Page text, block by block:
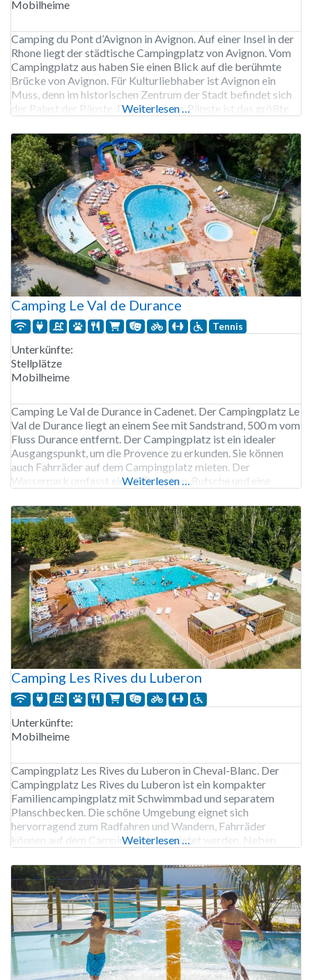
Mobilheime
Camping du Pont d’Avignon in Avignon. Auf einer Insel in der
Rhone liegt der städtische Campingplatz von Avignon. Vom
Campingplatz aus haben Sie einen Blick auf die berühmte
Brücke von Avignon. Für Kulturliebhaber ist Avignon ein
Muss, denn im historischen Zentrum der Stadt befindet sich
der Palast der Päpste. Der Palast der Päpste ist das größte
Weiterlesen …
Camping Le Val de Durance
Tennis
Unterkünfte:
Stellplätze
Mobilheime
Camping Le Val de Durance in Cadenet. Der Campingplatz Le
Val de Durance liegt an einem See mit Sandstrand, 500 m vom
Fluss Durance entfernt. Der Campingplatz ist ein idealer
Ausgangspunkt, um die Provence zu erkunden. Sie können
auch Fahrräder auf dem Campingplatz mieten. Der
Wasserpark umfasst eine 3-Rutschen-Rutsche und eine
separates
Weiterlesen …
Camping Les Rives du Luberon
Unterkünfte:
Mobilheime
Campingplatz Les Rives du Luberon in Cheval-Blanc. Der
Campingplatz Les Rives du Luberon ist ein kompakter
Familiencampingplatz mit Schwimmbad und separatem
Planschbecken. Die schöne Umgebung eignet sich
hervorragend zum Radfahren und Wandern, Fahrräder
können auf dem Campingplatz gemietet werden. Neben
auch über einen Outdoor-Fitnessparcours und einen
Sportplatz. Der Campingplatz Les Rives du
Weiterlesen …